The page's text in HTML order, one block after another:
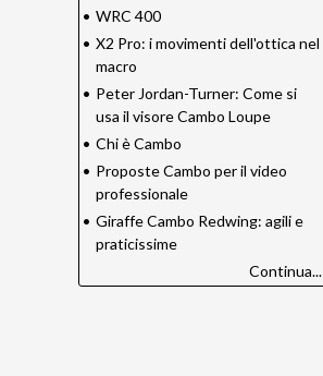
• WRC 400
• X2 Pro: i movimenti dell'ottica nel
macro
• Peter Jordan-Turner: Come si
usa il visore Cambo Loupe
• Chi è Cambo
• Proposte Cambo per il video
professionale
• Giraffe Cambo Redwing: agili e
praticissime
Continua...